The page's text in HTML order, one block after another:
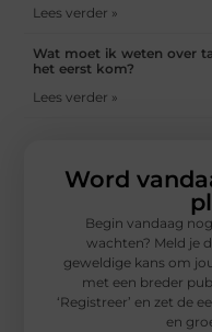
Lees verder »
Wat moet ik weten over
het eerst kom?
Lees verder »
Word
Begin vandaag
wachten? Meld je
geweldige kans om
met een breder
‘Registreer’ en zet de
en